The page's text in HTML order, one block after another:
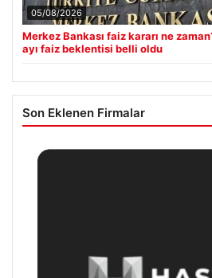
05/08/2026
Merkez Bankası faiz kararı ne
ayı faiz beklentisi belli oldu
Son Eklenen Firmalar